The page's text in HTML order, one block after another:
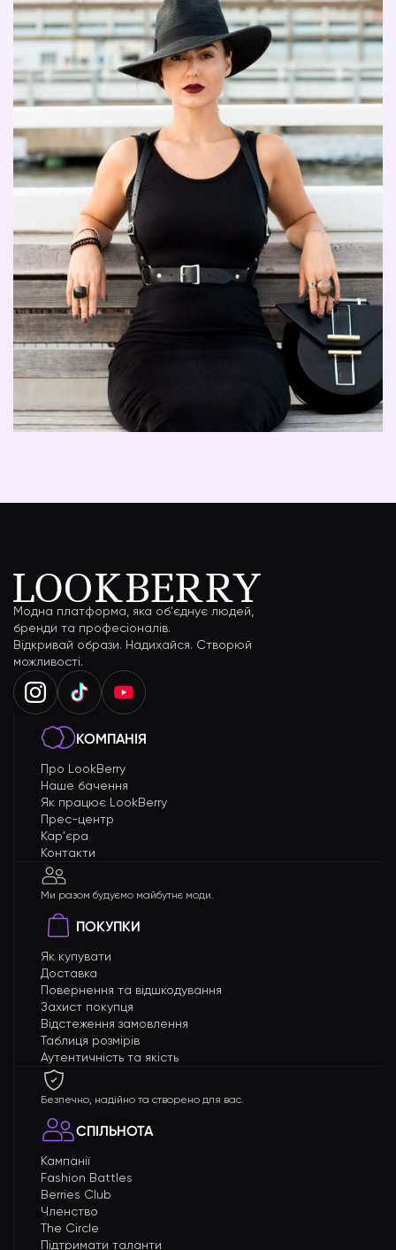
Модна платформа, яка об'єднує людей,
бренди та професіоналів.
Відкривай образи. Надихайся. Створюй
можливості.
КОМПАНІЯ
Про LookBerry
Наше бачення
Як працює LookBerry
Прес-центр
Кар'єра
Контакти
Ми разом будуємо майбутнє моди.
ПОКУПКИ
Як купувати
Доставка
Повернення та відшкодування
Захист покупця
Відстеження замовлення
Таблиця розмірів
Аутентичність та якість
Безпечно, надійно та створено для вас.
СПІЛЬНОТА
Кампанії
Fashion Battles
Berries Club
Членство
The Circle
Підтримати таланти